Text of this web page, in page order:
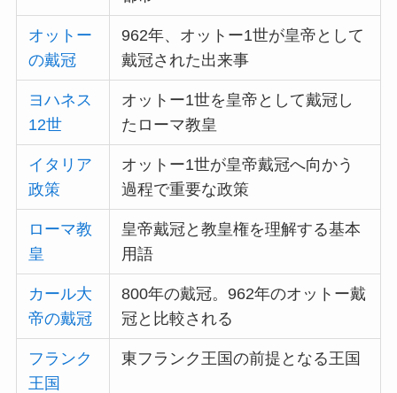
オットー
の戴冠
962年、オットー1世が皇帝として
戴冠された出来事
ヨハネス
12世
オットー1世を皇帝として戴冠し
たローマ教皇
イタリア
政策
オットー1世が皇帝戴冠へ向かう
過程で重要な政策
ローマ教
皇
皇帝戴冠と教皇権を理解する基本
用語
カール大
帝の戴冠
800年の戴冠。962年のオットー戴
冠と比較される
フランク
王国
東フランク王国の前提となる王国